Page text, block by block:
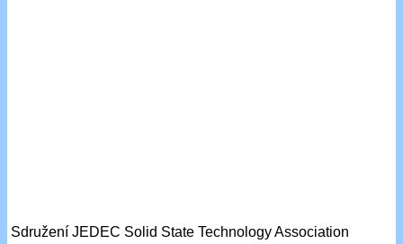
Sdružení JEDEC Solid State Technology Association